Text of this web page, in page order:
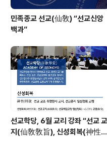
민족종교 선교(仙敎) “선교신앙
백과”
선교학당, 6월 교리 강좌 “선교 교
지(仙敎敎旨), 신성회복(神性回